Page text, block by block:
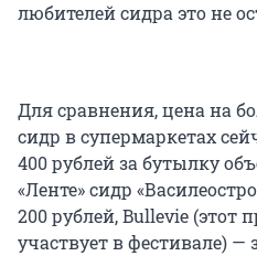
любителей сидра это не
Для сравнения, цена на
сидр в супермаркетах
400 рублей за бутылку
«Ленте» сидр
200 рублей, Bullevie (этот
участвует в фестивале) —